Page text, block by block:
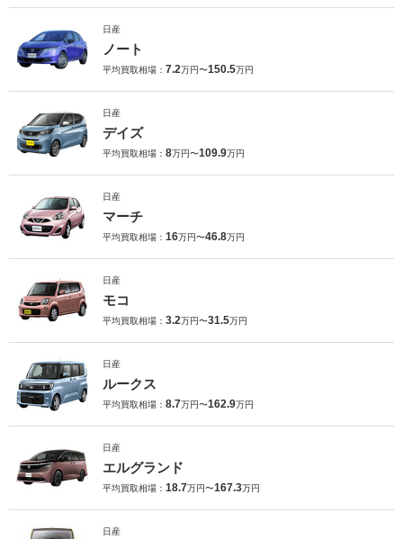
日産
ノート
平均買取相場： 7.2万円〜150.5万円
日産
デイズ
平均買取相場： 8万円〜109.9万円
日産
マーチ
平均買取相場： 16万円〜46.8万円
日産
モコ
平均買取相場： 3.2万円〜31.5万円
日産
ルークス
平均買取相場： 8.7万円〜162.9万円
日産
エルグランド
平均買取相場： 18.7万円〜167.3万円
日産